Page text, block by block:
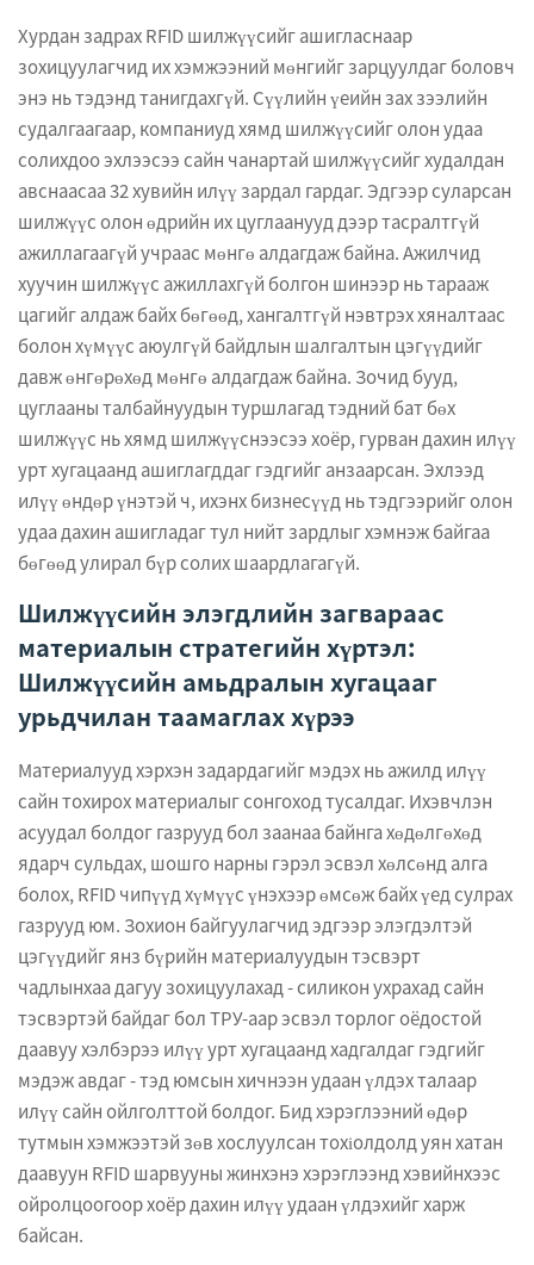
Хурдан задрах RFID шилжүүсийг ашигласнаар
зохицуулагчид их хэмжээний мөнгийг зарцуулдаг боловч
энэ нь тэдэнд танигдахгүй. Сүүлийн үеийн зах зээлийн
судалгаагаар, компаниуд хямд шилжүүсийг олон удаа
солихдоо эхлээсээ сайн чанартай шилжүүсийг худалдан
авснаасаа 32 хувийн илүү зардал гардаг. Эдгээр суларсан
шилжүүс олон өдрийн их цуглаанууд дээр тасралтгүй
ажиллагаагүй учраас мөнгө алдагдаж байна. Ажилчид
хуучин шилжүүс ажиллахгүй болгон шинээр нь тарааж
цагийг алдаж байх бөгөөд, хангалтгүй нэвтрэх хяналтаас
болон хүмүүс аюулгүй байдлын шалгалтын цэгүүдийг
давж өнгөрөхөд мөнгө алдагдаж байна. Зочид бууд,
цуглааны талбайнуудын туршлагад тэдний бат бөх
шилжүүс нь хямд шилжүүснээсээ хоёр, гурван дахин илүү
урт хугацаанд ашиглагддаг гэдгийг анзаарсан. Эхлээд
илүү өндөр үнэтэй ч, ихэнх бизнесүүд нь тэдгээрийг олон
удаа дахин ашигладаг тул нийт зардлыг хэмнэж байгаа
бөгөөд улирал бүр солих шаардлагагүй.
Шилжүүсийн элэгдлийн загвараас
материалын стратегийн хүртэл:
Шилжүүсийн амьдралын хугацааг
урьдчилан таамаглах хүрээ
Материалууд хэрхэн задардагийг мэдэх нь ажилд илүү
сайн тохирох материалыг сонгоход тусалдаг. Ихэвчлэн
асуудал болдог газрууд бол заанаа байнга хөдөлгөхөд
ядарч сульдах, шошго нарны гэрэл эсвэл хөлсөнд алга
болох, RFID чипүүд хүмүүс үнэхээр өмсөж байх үед сулрах
газрууд юм. Зохион байгуулагчид эдгээр элэгдэлтэй
цэгүүдийг янз бүрийн материалуудын тэсвэрт
чадлынхаа дагуу зохицуулахад - силикон ухрахад сайн
тэсвэртэй байдаг бол ТРУ-аар эсвэл торлог оёдостой
даавуу хэлбэрээ илүү урт хугацаанд хадгалдаг гэдгийг
мэдэж авдаг - тэд юмсын хичнээн удаан үлдэх талаар
илүү сайн ойлголттой болдог. Бид хэрэглээний өдөр
тутмын хэмжээтэй зөв хослуулсан тохіолдолд уян хатан
даавуун RFID шарвууны жинхэнэ хэрэглээнд хэвийнхээс
ойролцоогоор хоёр дахин илүү удаан үлдэхийг харж
байсан.